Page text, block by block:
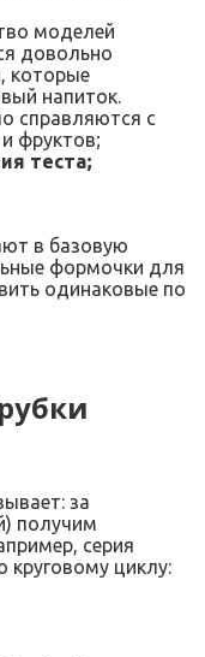
моделей
довольно
которые
напиток.
справляются с
фруктов;
теста;
в базовую
формочки для
одинаковые по
за
получим
серия
круговому циклу: